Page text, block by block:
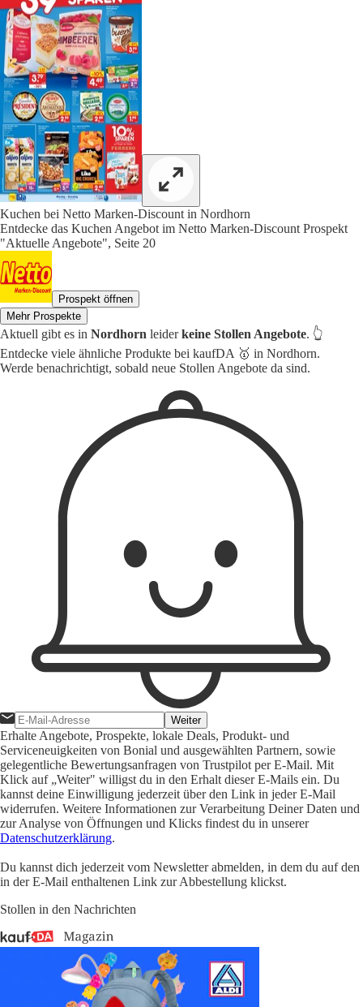
Kuchen bei Netto Marken-Discount in Nordhorn
Entdecke das Kuchen Angebot im Netto Marken-Discount Prospekt
"Aktuelle Angebote", Seite 20
Prospekt öffnen
Mehr Prospekte
Aktuell gibt es in Nordhorn leiderkeine Stollen Angebote. 👆
Entdecke viele ähnliche Produkte bei kaufDA 🥇 in Nordhorn.
Werde benachrichtigt, sobald neue Stollen Angebote da sind.
Weiter
Erhalte Angebote, Prospekte, lokale Deals, Produkt- und
Serviceneuigkeiten von Bonial und ausgewählten Partnern, sowie
gelegentliche Bewertungsanfragen von Trustpilot per E-Mail. Mit
Klick auf „Weiter" willigst du in den Erhalt dieser E-Mails ein. Du
kannst deine Einwilligung jederzeit über den Link in jeder E-Mail
widerrufen. Weitere Informationen zur Verarbeitung Deiner Daten und
zur Analyse von Öffnungen und Klicks findest du in unserer
Datenschutzerklärung.
Du kannst dich jederzeit vom Newsletter abmelden, in dem du auf den
in der E-Mail enthaltenen Link zur Abbestellung klickst.
Stollen in den Nachrichten